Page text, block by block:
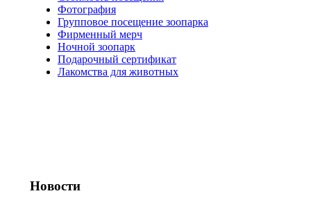
Фотография
Групповое посещение зоопарка
Фирменный мерч
Ночной зоопарк
Подарочный сертификат
Лакомства для животных
Новости